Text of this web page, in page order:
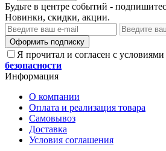
Будьте в центре событий -
Новинки, скидки, акции.
Оформить подписку
Я прочитал и согласен с условиями
безопасности
Информация
О компании
Оплата и реализация товара
Самовывоз
Доставка
Условия соглашения